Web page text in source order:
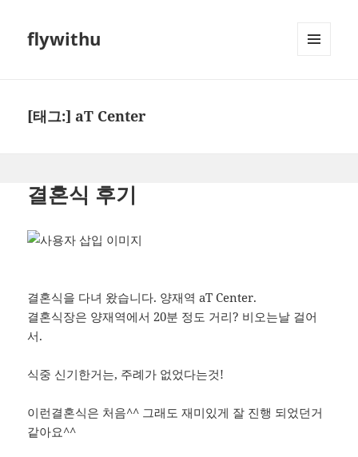
flywithu
[태그:] aT Center
결혼식 후기
결혼식을 다녀 왔습니다. 양재역 aT Center.
결혼식장은 양재역에서 20분 정도 거리? 비오는날 걸어
서.
식중 신기한거는, 주례가 없었다는것!
이런결혼식은 처음^^ 그래도 재미있게 잘 진행 되었던거
같아요^^